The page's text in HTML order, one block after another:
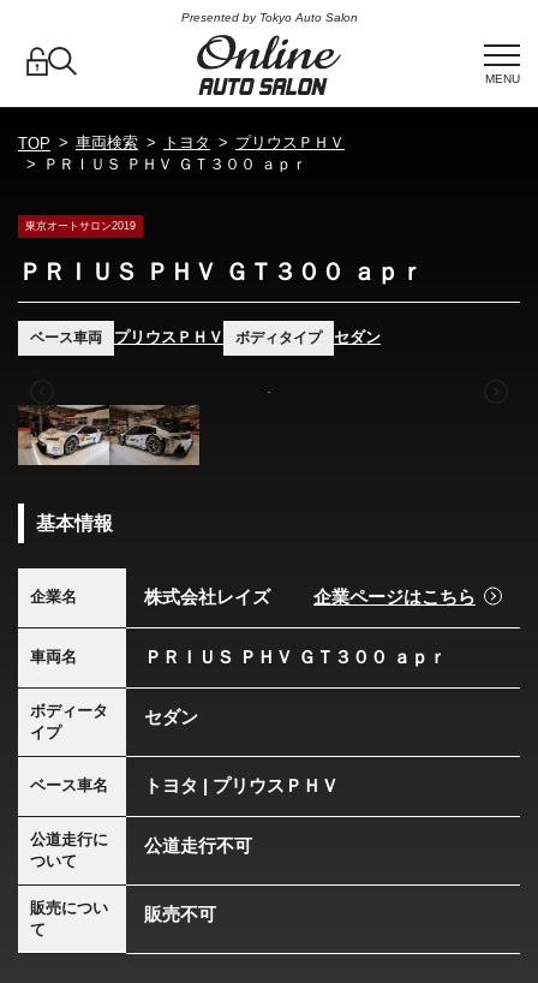
Presented by Tokyo Auto Salon
MENU
TOP 車両検索 トヨタ
プリウスＰＨＶ
ＰＲＩＵＳ ＰＨＶ ＧＴ３００ ａｐｒ
東京オートサロン2019
ＰＲＩＵＳ ＰＨＶ ＧＴ３００ ａｐｒ
ベース車両 プリウスＰＨＶ ボディタイプ セダン
基本情報
企業名 株式会社レイズ 企業ページはこちら
車両名 ＰＲＩＵＳ ＰＨＶ ＧＴ３００ ａｐｒ
ボディータ
イプ
セダン
ベース車名 トヨタ | プリウスＰＨＶ
公道走行に
ついて
公道走行不可
販売につい
て
販売不可